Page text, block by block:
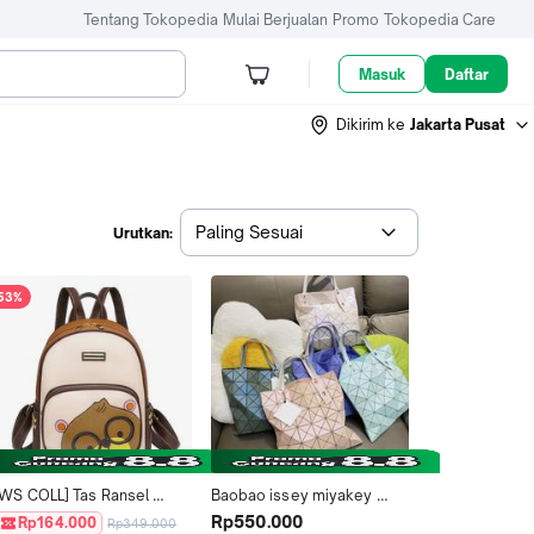
Tentang Tokopedia Mulai Berjualan Promo Tokopedia Care
Masuk Daftar
Dikirim ke Jakarta Pusat
Urutkan: Paling Sesuai
COLL] Tas Ransel
Bear Brown BEI
Rp164.000 Rp349.000
Baobao issey miyakey
basic tote tas geometri
Rp550.000